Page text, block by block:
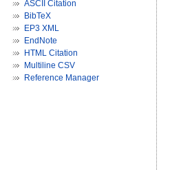
ASCII Citation
BibTeX
EP3 XML
EndNote
HTML Citation
Multiline CSV
Reference Manager